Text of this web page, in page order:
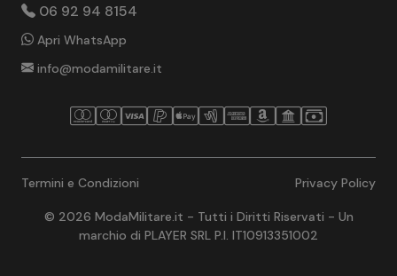
06 92 94 8154
Apri WhatsApp
info@modamilitare.it
Termini e Condizioni Privacy Policy
© 2026 ModaMilitare.it - Tutti i Diritti Riservati - Un
marchio di PLAYER SRL P.I. IT10913351002